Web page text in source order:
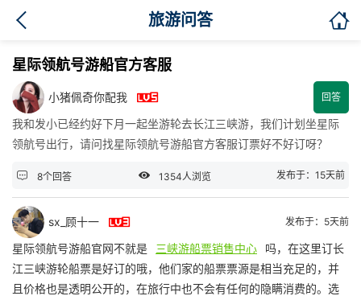
旅游问答 
星际领航号游船官方客服
小猪佩奇你配我  回答
我和发小已经约好下月一起坐游轮去长江三峡游，我们计划坐星际
领航号出行，请问找星际领航号游船官方客服订票好不好订呀？
 8个回答  1354人浏览 发布于：15天前
sx_顾十一  发布于：5天前
星际领航号游船官网不就是 三峡游船票销售中心
吗，在这里订长
江三峡游轮船票是好订的哦，他们家的船票票源是相当充足的，并
且价格也是透明公开的，在旅行中也不会有任何的隐瞒消费的。选